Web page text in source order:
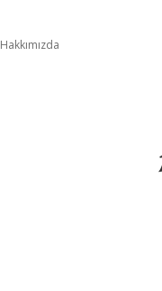
Hakkımızda